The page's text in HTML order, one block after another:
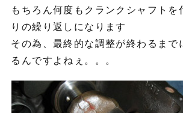
もちろん何度もクランクシャフトを
りの繰り返しになります
その為、最終的な調整が終わるまで
るんですよねぇ。。。